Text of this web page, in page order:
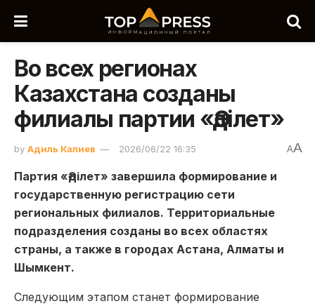
Во всех регионах
Казахстана созданы
филиалы партии «Әділет»
by Адиль Калиев 2026/06/22 16:35 AA
Партия «Әділет» завершила формирование и
государственную регистрацию сети
региональных филиалов. Территориальные
подразделения созданы во всех областях
страны, а также в городах Астана, Алматы и
Шымкент.
Следующим этапом станет формирование